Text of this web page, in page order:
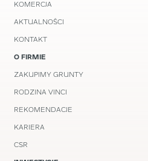
KOMERCJA
AKTUALNOŚCI
KONTAKT
O FIRMIE
ZAKUPIMY GRUNTY
RODZINA VINCI
REKOMENDACJE
KARIERA
CSR